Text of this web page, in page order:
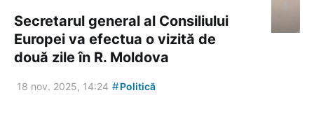
Secretarul general al Consiliului
Europei va efectua o vizită de
două zile în R. Moldova
18 nov. 2025, 14:24 #Politică